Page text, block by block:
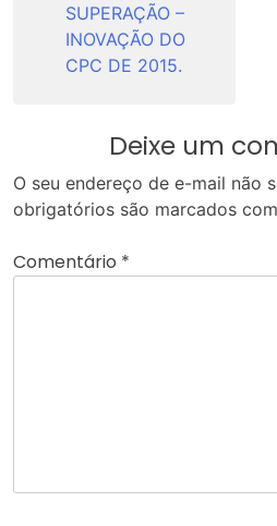
SUPERAÇÃO –
INOVAÇÃO DO
CPC DE 2015.
Deixe um
O seu endereço de e-mail não
obrigatórios são marcados com
Comentário *